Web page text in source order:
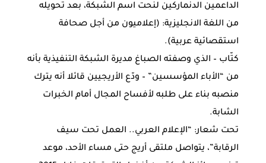
الداعمين الدنماركين لنحت اسم الشبكة، بعد تحويله
من اللغة الانجليزية: (إعلاميون من أجل صحافة
استقصائية عربية).
كتّاب – الذي وصفته الصباغ مديرة الشبكة التنفيذية بأنه
من “الأباء المؤسسين” – ودّع الأريجيين قائلا أنه يترك
منصبه بناء على طلبه لأفساح المجال أمام الخبرات
الشابة.
تحت شعار: “الإعلام العربي.. العمل تحت سيف
الرقابة”، يتواصل ملتقى أريج حتى مساء الأحد، موعد